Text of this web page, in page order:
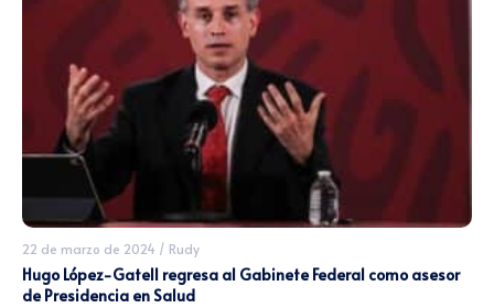
22 de marzo de 2024 / Rudy
Hugo López-Gatell regresa al Gabinete Federal como asesor
de Presidencia en Salud